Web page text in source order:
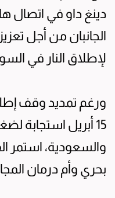
دينغ داو في اتصال
الجانبان من أجل
لإطلاق النار في
ورغم تمديد وقف
15 أبريل استجابة
والسعودية، استمر
بحري وأم درمان